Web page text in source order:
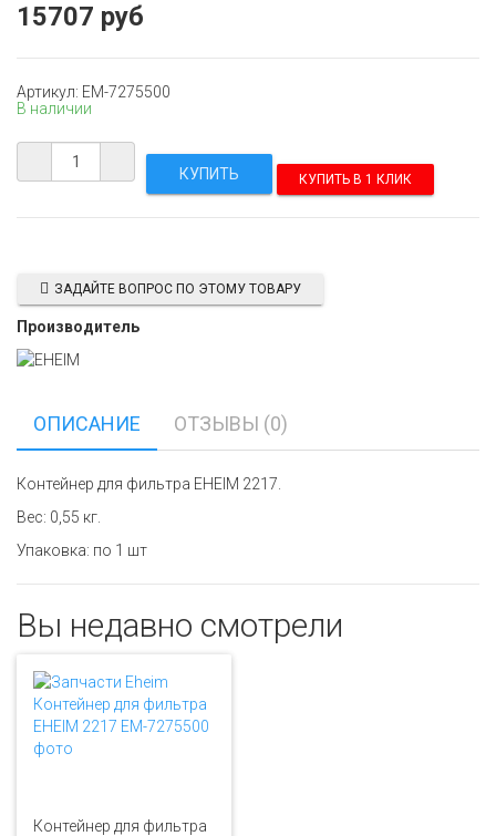
15707 руб
Артикул: EM-7275500
В наличии
КУПИТЬ В 1 КЛИК
ЗАДАЙТЕ ВОПРОС ПО ЭТОМУ ТОВАРУ
Производитель
ОПИСАНИЕ ОТЗЫВЫ (0)
Контейнер для фильтра EHEIM 2217.
Вес: 0,55 кг.
Упаковка: по 1 шт
Вы недавно смотрели
Контейнер для фильтра